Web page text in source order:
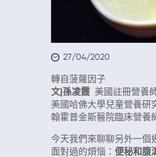
27/04/2020
轉自菠蘿因子
文|孫凌霞 美國註冊營養
美國哈佛大學兒童營養研
翰霍普金斯醫院臨床營養
今天我們來聊聊另外一個
面對過的煩惱： 便秘和腹